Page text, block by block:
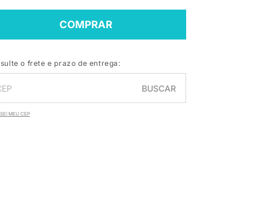
COMPRAR
o frete e prazo de entrega:
BUSCAR
MEU CEP